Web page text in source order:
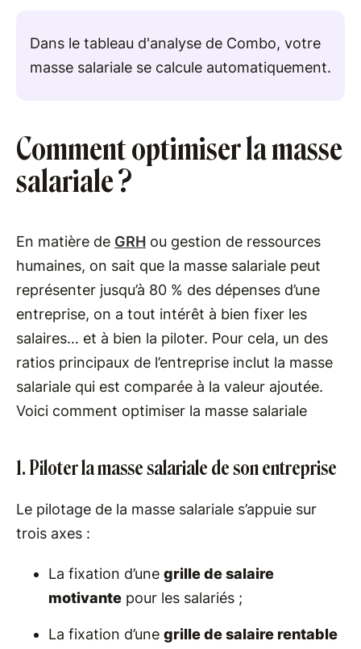
Dans le tableau d'analyse de Combo, votre
masse salariale se calcule automatiquement.
Comment optimiser la masse
salariale ?
En matière de GRH ou gestion de ressources
humaines, on sait que la masse salariale peut
représenter jusqu’à 80 % des dépenses d’une
entreprise, on a tout intérêt à bien fixer les
salaires… et à bien la piloter. Pour cela, un des
ratios principaux de l’entreprise inclut la masse
salariale qui est comparée à la valeur ajoutée.
Voici comment optimiser la masse salariale
1. Piloter la masse salariale de son entreprise
Le pilotage de la masse salariale s’appuie sur
trois axes :
La fixation d’une grille de salaire
motivante pour les salariés ;
La fixation d’une grille de salaire rentable